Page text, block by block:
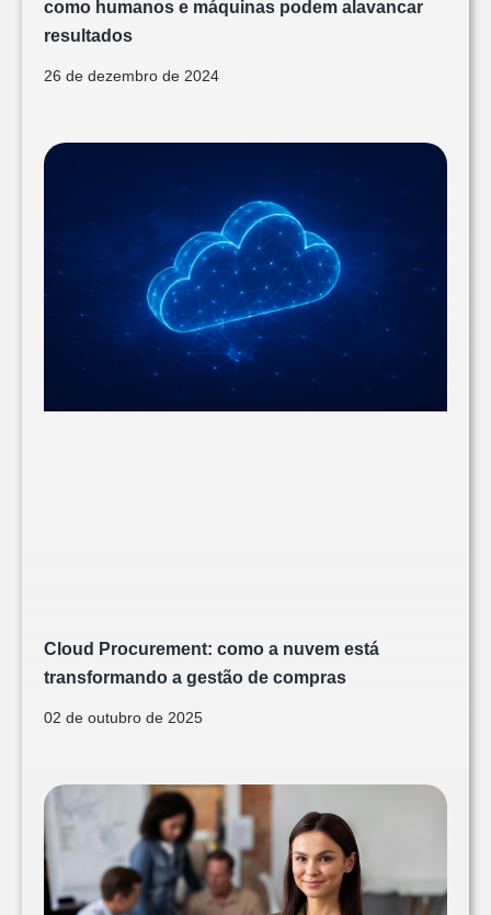
como humanos e máquinas podem alavancar
resultados
26 de dezembro de 2024
Cloud Procurement: como a nuvem está
transformando a gestão de compras
02 de outubro de 2025